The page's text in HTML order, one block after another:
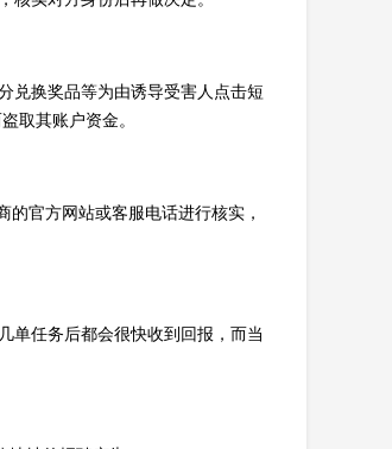
兑换奖品等为由诱导受害人点击短
取其账户资金。
的官方网站或客服电话进行核实，
单任务后都会很快收到回报，而当